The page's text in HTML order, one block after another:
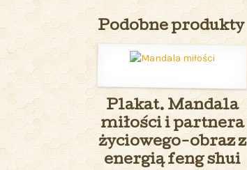
Podobne produkty
Plakat. Mandala
miłości i partnera
życiowego-obraz z
energią feng shui